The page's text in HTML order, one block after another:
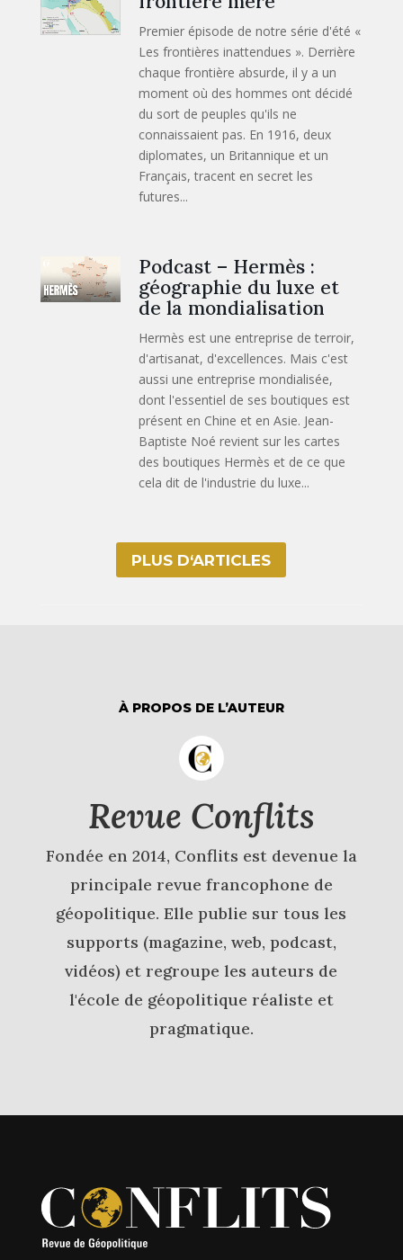
Premier épisode de notre série d'été «
Les frontières inattendues ». Derrière
chaque frontière absurde, il y a un
moment où des hommes ont décidé
du sort de peuples qu'ils ne
connaissaient pas. En 1916, deux
diplomates, un Britannique et un
Français, tracent en secret les
futures...
Podcast – Hermès :
géographie du luxe et
de la mondialisation
Hermès est une entreprise de terroir,
d'artisanat, d'excellences. Mais c'est
aussi une entreprise mondialisée,
dont l'essentiel de ses boutiques est
présent en Chine et en Asie. Jean-
Baptiste Noé revient sur les cartes
des boutiques Hermès et de ce que
cela dit de l'industrie du luxe...
PLUS D‘ARTICLES
À PROPOS DE L’AUTEUR
Revue Conflits
Fondée en 2014, Conflits est devenue la
principale revue francophone de
géopolitique. Elle publie sur tous les
supports (magazine, web, podcast,
vidéos) et regroupe les auteurs de
l'école de géopolitique réaliste et
pragmatique.